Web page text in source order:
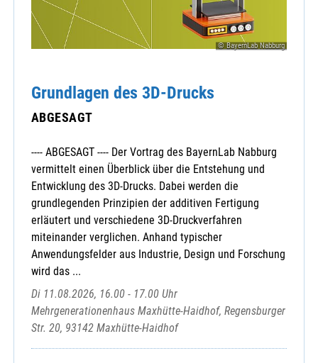
© BayernLab Nabburg
Grundlagen des 3D-Drucks
ABGESAGT
---- ABGESAGT ---- Der Vortrag des BayernLab Nabburg
vermittelt einen Überblick über die Entstehung und
Entwicklung des 3D-Drucks. Dabei werden die
grundlegenden Prinzipien der additiven Fertigung
erläutert und verschiedene 3D-Druckverfahren
miteinander verglichen. Anhand typischer
Anwendungsfelder aus Industrie, Design und Forschung
wird das ...
Di 11.08.2026, 16.00 - 17.00 Uhr
Mehrgenerationenhaus Maxhütte-Haidhof, Regensburger
Str. 20, 93142 Maxhütte-Haidhof